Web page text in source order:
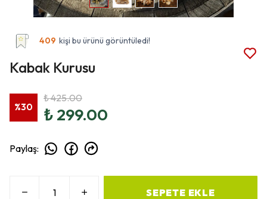
409 kişi bu ürünü görüntüledi!
Kabak Kurusu
%30
₺ 425.00
₺ 299.00
Paylaş:
SEPETE EKLE